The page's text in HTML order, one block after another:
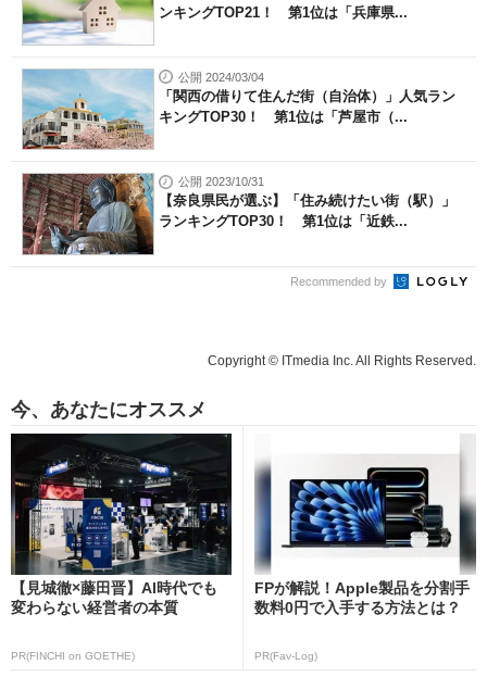
ンキングTOP21！ 第1位は「兵庫県...
公開 2024/03/04
「関西の借りて住んだ街（自治体）」人気ラン
キングTOP30！ 第1位は「芦屋市（...
公開 2023/10/31
【奈良県民が選ぶ】「住み続けたい街（駅）」
ランキングTOP30！ 第1位は「近鉄...
Recommended by
Copyright © ITmedia Inc. All Rights Reserved.
今、あなたにオススメ
【見城徹×藤田晋】AI時代でも
変わらない経営者の本質
PR(FINCHI on GOETHE)
FPが解説！Apple製品を分割手
数料0円で入手する方法とは？
PR(Fav-Log)